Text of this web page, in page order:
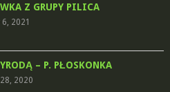
Z GRUPY PILICA
6, 2021
– P. PŁOSKONKA
28, 2020